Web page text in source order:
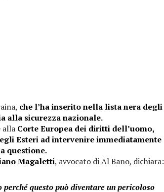
che l’ha inserito nella lista nera degli
alla sicurezza nazionale.
alla Corte Europea dei diritti dell’uomo,
Esteri ad intervenire immediatamente
questione.
Magaletti, avvocato di Al Bano, dichiara:
questo può diventare un pericoloso